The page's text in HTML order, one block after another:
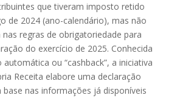
que tiveram imposto retido
de 2024 (ano-calendário), mas não
nas regras de obrigatoriedade para
do exercício de 2025. Conhecida
ou “cashback”, a iniciativa
Receita elabore uma declaração
base nas informações já disponíveis